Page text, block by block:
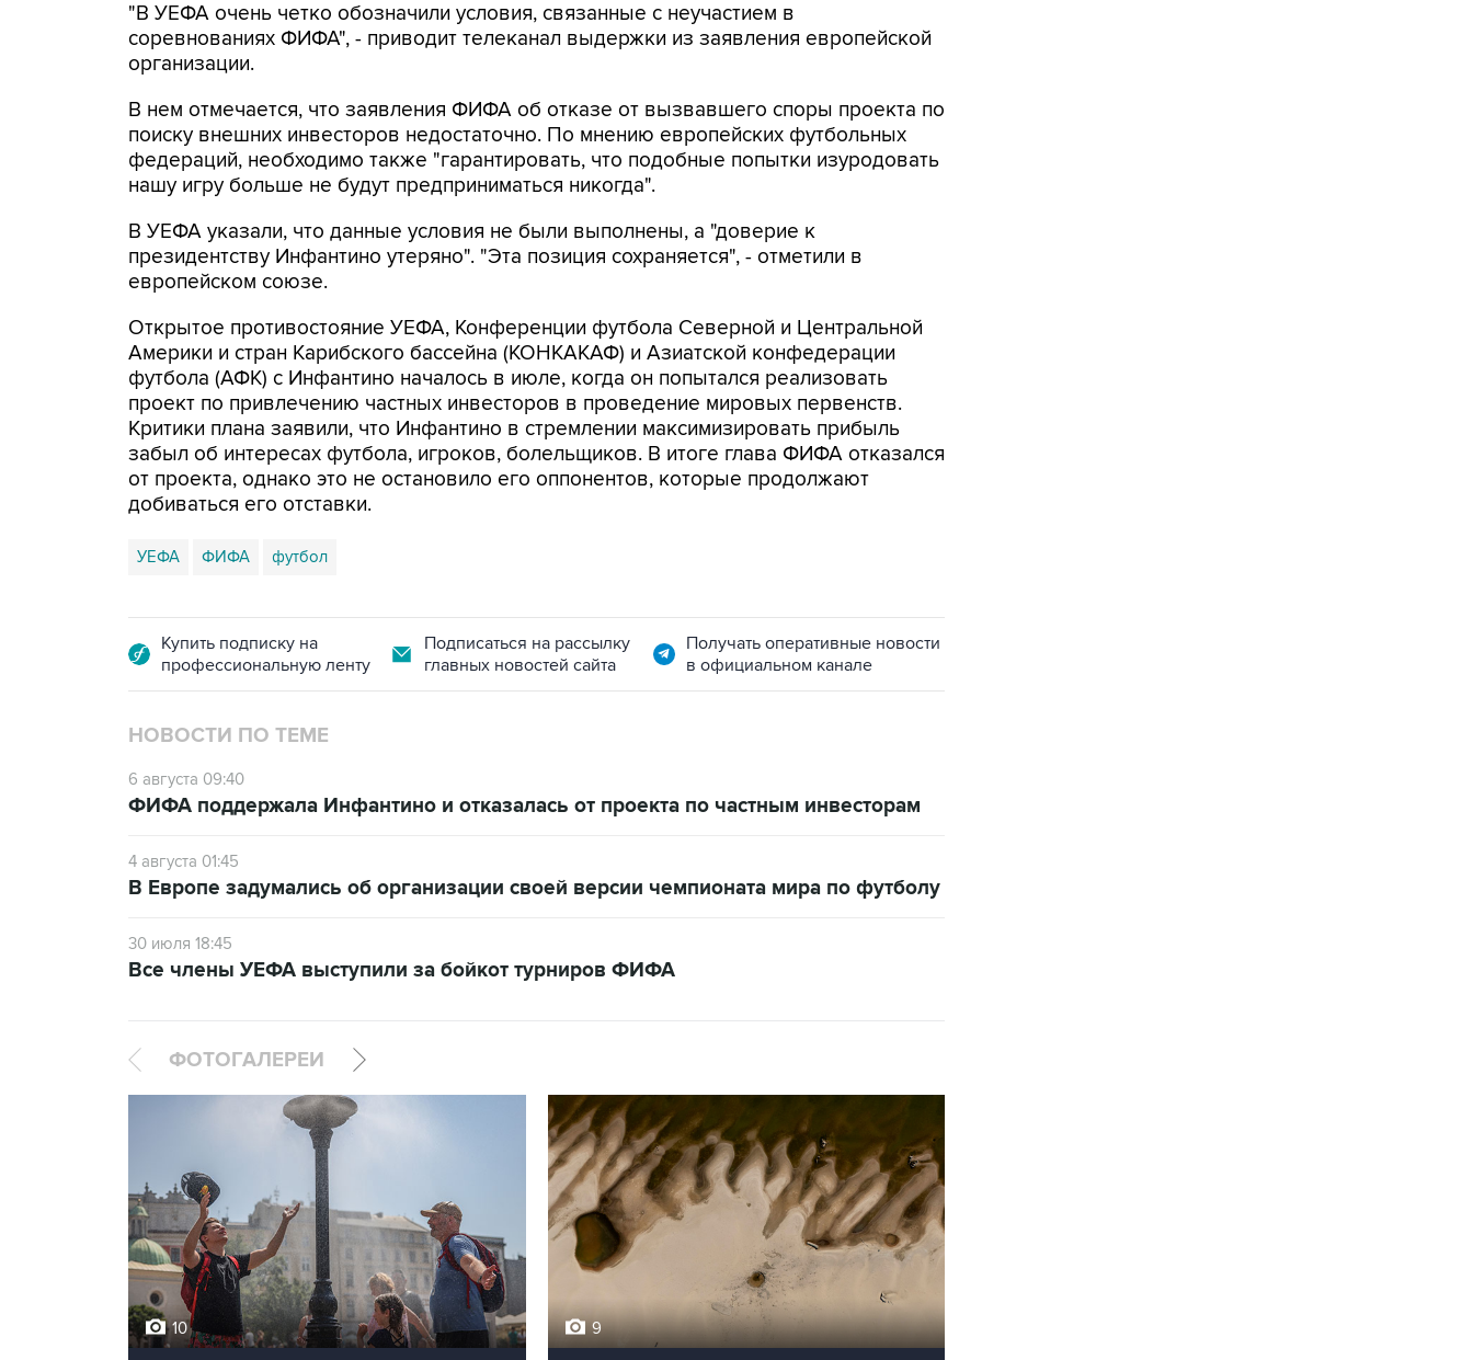
"В УЕФА очень четко обозначили условия, связанные с неучастием в
соревнованиях ФИФА", - приводит телеканал выдержки из заявления европейской
организации.
В нем отмечается, что заявления ФИФА об отказе от вызвавшего споры проекта по
поиску внешних инвесторов недостаточно. По мнению европейских футбольных
федераций, необходимо также "гарантировать, что подобные попытки изуродовать
нашу игру больше не будут предприниматься никогда".
В УЕФА указали, что данные условия не были выполнены, а "доверие к
президентству Инфантино утеряно". "Эта позиция сохраняется", - отметили в
европейском союзе.
Открытое противостояние УЕФА, Конференции футбола Северной и Центральной
Америки и стран Карибского бассейна (КОНКАКАФ) и Азиатской конфедерации
футбола (АФК) с Инфантино началось в июле, когда он попытался реализовать
проект по привлечению частных инвесторов в проведение мировых первенств.
Критики плана заявили, что Инфантино в стремлении максимизировать прибыль
забыл об интересах футбола, игроков, болельщиков. В итоге глава ФИФА отказался
от проекта, однако это не остановило его оппонентов, которые продолжают
добиваться его отставки.
УЕФА ФИФА футбол
Купить подписку на
профессиональную ленту
Подписаться на рассылку
главных новостей сайта
Получать оперативные новости
в официальном канале
НОВОСТИ ПО ТЕМЕ
6 августа 09:40
ФИФА поддержала Инфантино и отказалась от проекта по частным инвесторам
4 августа 01:45
В Европе задумались об организации своей версии чемпионата мира по футболу
30 июля 18:45
Все члены УЕФА выступили за бойкот турниров ФИФА
ФОТОГАЛЕРЕИ
10 9